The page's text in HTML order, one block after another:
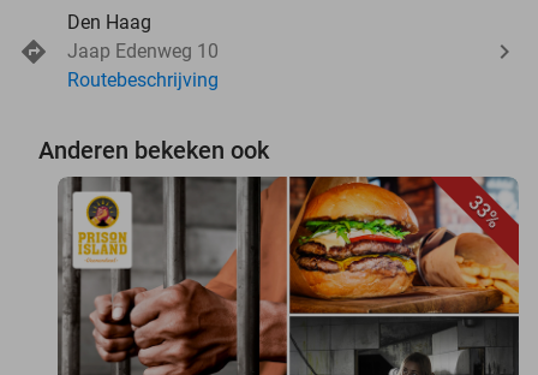
Den Haag
Jaap Edenweg 10
Routebeschrijving
Anderen bekeken ook
33%